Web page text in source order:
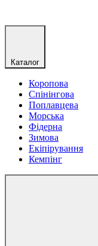
Каталог
Коропова
Спінінгова
Поплавцева
Морська
Фідерна
Зимова
Екіпірування
Кемпінг